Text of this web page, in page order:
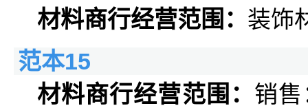
材料商行经营范围： 装饰
范本15
材料商行经营范围： 销